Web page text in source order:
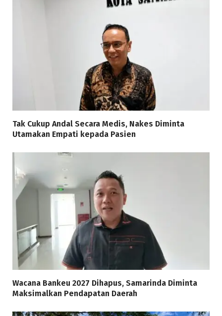
Tak Cukup Andal Secara Medis, Nakes Diminta
Utamakan Empati kepada Pasien
Wacana Bankeu 2027 Dihapus, Samarinda Diminta
Maksimalkan Pendapatan Daerah